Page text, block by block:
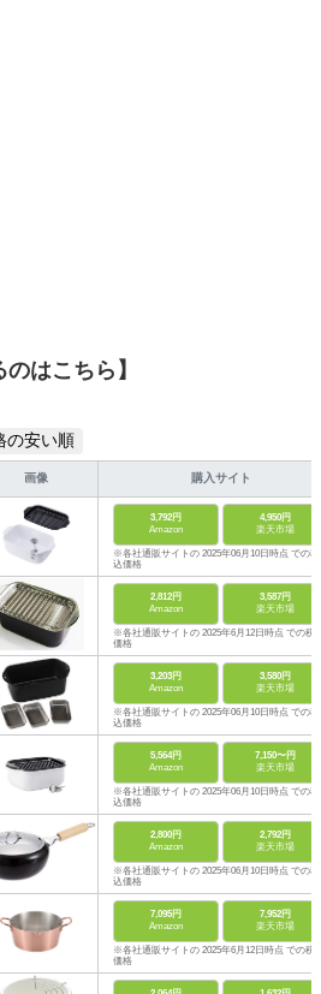
はこちら】
の安い順
画像 購入サイト
3,792円
Amazon
4,950円
楽天市場
※各社通販サイトの 2025年06月10日時点 での税
込価格
2,812円
Amazon
3,587円
楽天市場
※各社通販サイトの 2025年6月12日時点 での税
価格
3,203円
Amazon
3,580円
楽天市場
※各社通販サイトの 2025年06月10日時点 での税
込価格
5,564円
Amazon
7,150〜円
楽天市場
※各社通販サイトの 2025年06月10日時点 での税
込価格
2,800円
Amazon
2,792円
楽天市場
※各社通販サイトの 2025年06月10日時点 での税
込価格
7,095円
Amazon
7,952円
楽天市場
※各社通販サイトの 2025年6月12日時点 での税
価格